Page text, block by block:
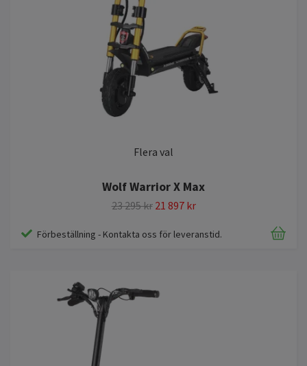
Flera val
Wolf Warrior X Max
23 295 kr 21 897 kr
Förbeställning - Kontakta oss för leveranstid.